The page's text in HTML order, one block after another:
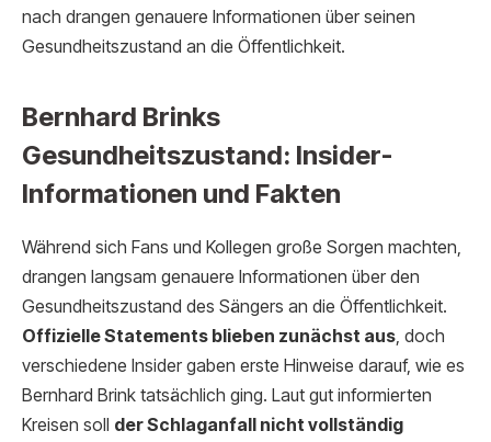
nach drangen genauere Informationen über seinen
Gesundheitszustand an die Öffentlichkeit.
Bernhard Brinks
Gesundheitszustand: Insider-
Informationen und Fakten
Während sich Fans und Kollegen große Sorgen machten,
drangen langsam genauere Informationen über den
Gesundheitszustand des Sängers an die Öffentlichkeit.
Offizielle Statements blieben zunächst aus , doch
verschiedene Insider gaben erste Hinweise darauf, wie es
Bernhard Brink tatsächlich ging. Laut gut informierten
Kreisen soll der Schlaganfall nicht vollständig